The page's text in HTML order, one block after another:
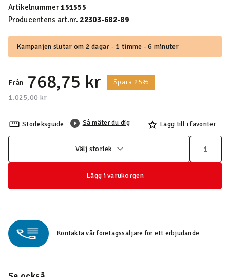
Artikelnummer151555
Producentens art.nr. 22303-682-89
Kampanjen slutar om 2 dagar - 1 timme - 6 minuter
Från 768,75 kr
Spara 25%
Pris nedsatt från
1.025,00 krtill
Storleksguide Så mäter du dig Lägg till i favoriter
Välj storlek
Lägg i varukorgen
Kontakta vår företagssäljare för ett erbjudande